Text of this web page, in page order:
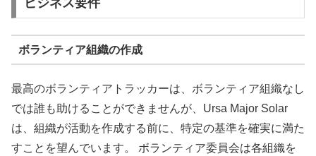
ボランティア組織の作成
最高のボランティアトラッカーは、ボランティア組織なし
では誰も助けることができませんが、Ursa Major Solar
は、組織が活動を作成する前に、特定の基準を確実に満た
すことを望んでいます。 ボランティア委員会は各組織を